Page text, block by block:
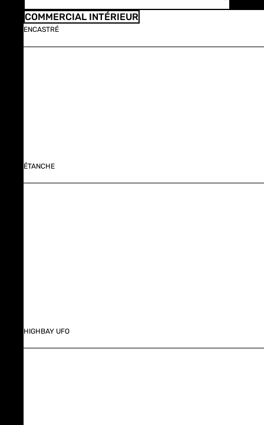
COMMERCIAL INTÉRIEUR
ENCASTRÉ
ÉTANCHE
HIGHBAY UFO